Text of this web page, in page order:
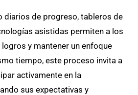
diarios de progreso, tableros de
asistidas permiten a los
y mantener un enfoque
tiempo, este proceso invita a
activamente en la
sus expectativas y